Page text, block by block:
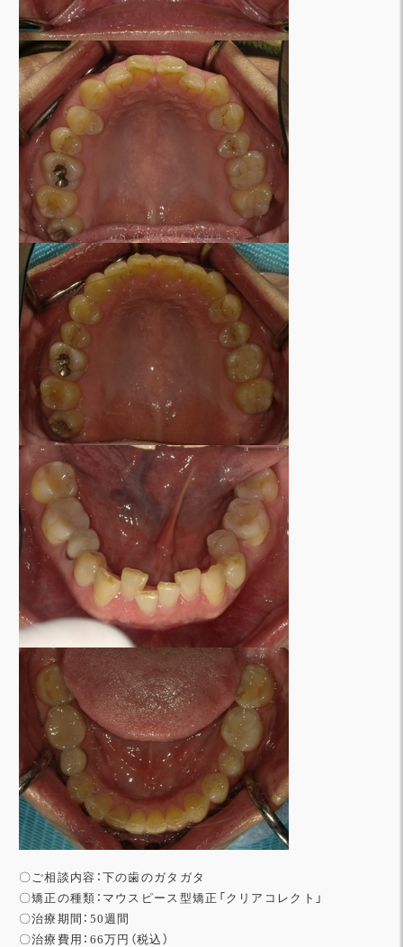
〇ご相談内容：下の歯のガタガタ
〇矯正の種類：マウスピース型矯正「クリアコレクト」
〇治療期間：50週間
〇治療費用：66万円（税込）